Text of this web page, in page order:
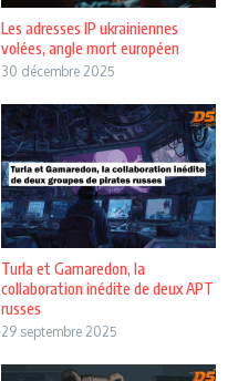
Les adresses IP ukrainiennes
volées, angle mort européen
30 décembre 2025
Turla et Gamaredon, la
collaboration inédite de deux APT
russes
29 septembre 2025